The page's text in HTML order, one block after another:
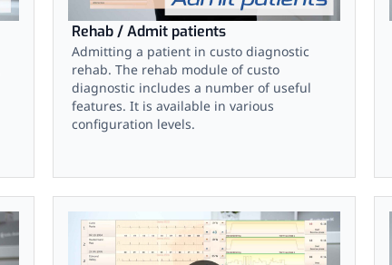
Rehab / Admit patients
Admitting a patient in custo diagnostic
rehab. The rehab module of custo
diagnostic includes a number of useful
features. It is available in various
configuration levels.